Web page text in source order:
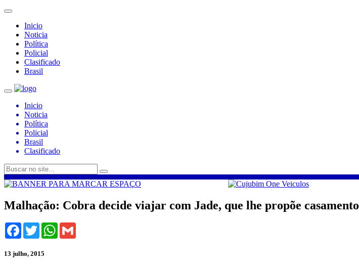
Inicio
Noticia
Política
Policial
Clasificado
Brasil
Inicio
Noticia
Política
Policial
Brasil
Clasificado
Malhação: Cobra decide viajar com Jade, que lhe propõe casamento
Facebook
TwitterWhatsApp
13 julho, 2015